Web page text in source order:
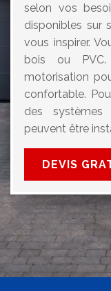
selon vos
disponibles sur
vous inspirer.
bois ou PVC.
motorisation
confortable.
des systèmes
peuvent être
DEVIS